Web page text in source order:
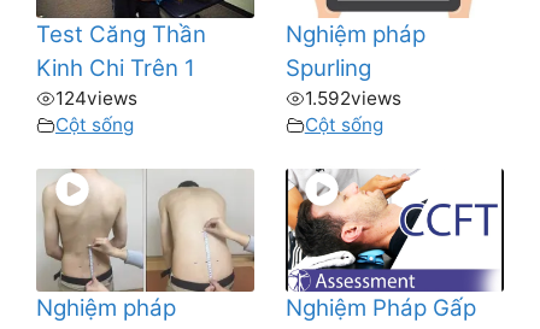
Test Căng Thần
Kinh Chi Trên 1
124views
Cột sống
Nghiệm pháp
Spurling
1.592views
Cột sống
Nghiệm pháp
Nghiệm Pháp Gấp